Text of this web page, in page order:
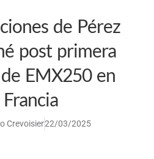
de Pérez
post primera
EMX250 en
Francia
Crevoisier22/03/2025